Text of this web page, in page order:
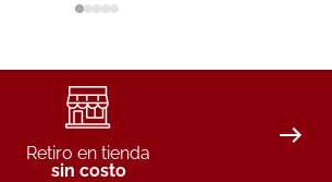
Retiro en tienda
sin costo